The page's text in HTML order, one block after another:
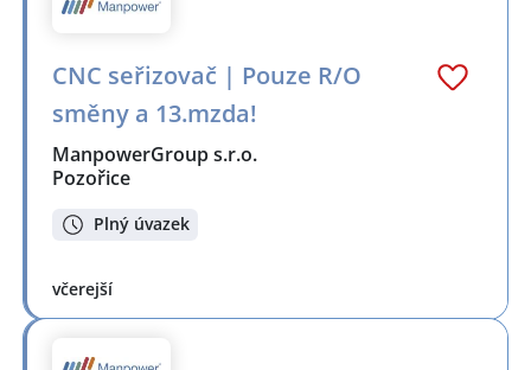
CNC seřizovač | Pouze R/O
směny a 13.mzda!
ManpowerGroup s.r.o.
Pozořice
Plný úvazek
včerejší